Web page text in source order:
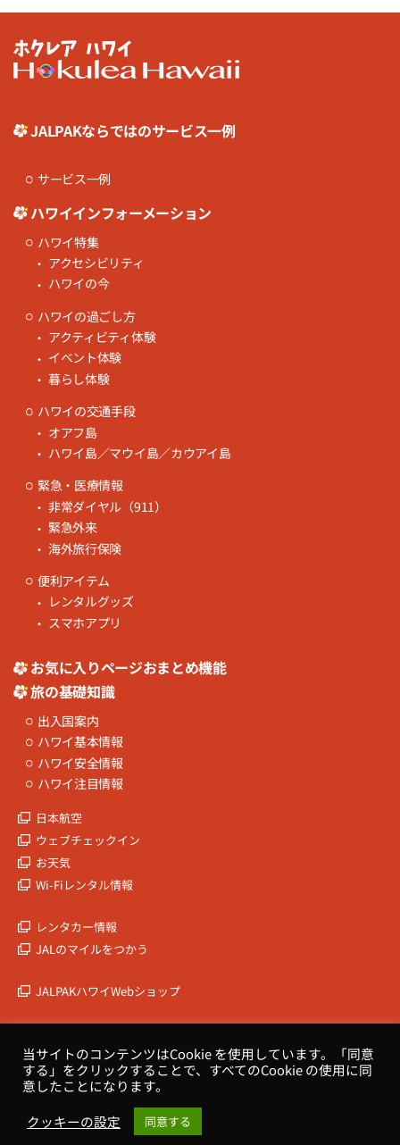
JALPAKならではのサービス一例
サービス一例
ハワイインフォーメーション
ハワイ特集
アクセシビリティ
ハワイの今
ハワイの過ごし方
アクティビティ体験
イベント体験
暮らし体験
ハワイの交通手段
オアフ島
ハワイ島／マウイ島／カウアイ島
緊急・医療情報
非常ダイヤル（911）
緊急外来
海外旅行保険
便利アイテム
レンタルグッズ
スマホアプリ
お気に入りページおまとめ機能
旅の基礎知識
出入国案内
ハワイ基本情報
ハワイ安全情報
ハワイ注目情報
日本航空
ウェブチェックイン
お天気
Wi-Fiレンタル情報
レンタカー情報
JALのマイルをつかう
JALPAKハワイWebショップ
会社概要
Copyrights © HOKULEA HAWAII All Rights Reserved.
当サイトのコンテンツはCookie を使用しています。「同意
する」をクリックすることで、すべてのCookie の使用に同
意したことになります。
クッキーの設定
同意する